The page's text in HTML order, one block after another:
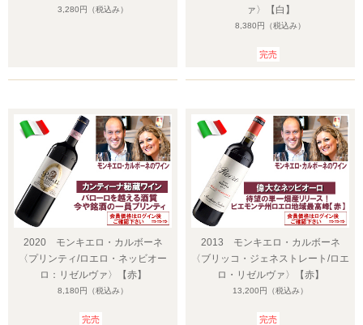
3,280円 （税込み）
ァ〉【白】
8,380円 （税込み）
完売
2020 モンキエロ・カルボーネ
〈プリンティ/ロエロ・ネッビオー
ロ：リゼルヴァ〉【赤】
8,180円 （税込み）
完売
2013 モンキエロ・カルボーネ
〈ブリッコ・ジェネストレート/ロエ
ロ・リゼルヴァ〉【赤】
13,200円 （税込み）
完売